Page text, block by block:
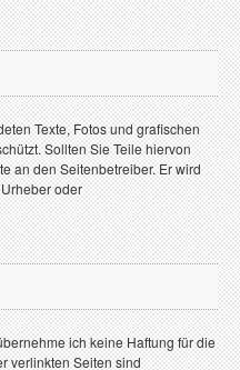
Texte, Fotos und grafischen
Sollten Sie Teile hiervon
an den Seitenbetreiber. Er wird
oder
ich keine Haftung für die
verlinkten Seiten sind